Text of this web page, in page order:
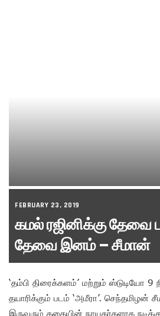
FEBRUARY 23, 2019
கமல் ரஜினிக்கு
தேவை இனம் – சீமான்
‘தம்பி திரைக்களம்’ மற்றும் ஸ்டுடியோ
தயாரிக்கும் படம் ‘அமீரா’. செந்தமிழன்
இருவரும் கதையின் நாயகர்களாக